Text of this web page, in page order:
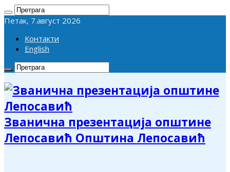
Петак, 7.август 2026
Контакти
English
Званична презентација општине
Лепосавић Општина Лепосавић